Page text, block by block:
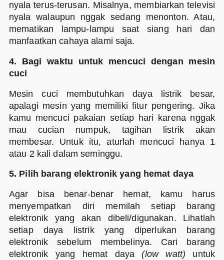
nyala terus-terusan. Misalnya, membiarkan televisi
nyala walaupun nggak sedang menonton. Atau,
mematikan lampu-lampu saat siang hari dan
manfaatkan cahaya alami saja.
4. Bagi waktu untuk mencuci dengan mesin
cuci
Mesin cuci membutuhkan daya listrik besar,
apalagi mesin yang memiliki fitur pengering. Jika
kamu mencuci pakaian setiap hari karena nggak
mau cucian numpuk, tagihan listrik akan
membesar. Untuk itu, aturlah mencuci hanya 1
atau 2 kali dalam seminggu.
5. Pilih barang elektronik yang hemat daya
Agar bisa benar-benar hemat, kamu harus
menyempatkan diri memilah setiap barang
elektronik yang akan dibeli/digunakan. Lihatlah
setiap daya listrik yang diperlukan barang
elektronik sebelum membelinya. Cari barang
elektronik yang hemat daya(low watt) untuk